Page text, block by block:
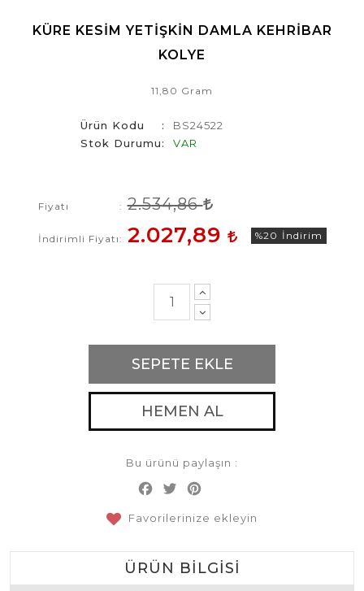
KÜRE KESIM YETIŞKIN DAMLA KEHRIBAR
KOLYE
11,80 Gram
Ürün Kodu
BS24522
Stok Durumu
VAR
Fiyatı 2.534,86
İndirimli Fiyatı 2.027,89 %20 İndirim
SEPETE EKLE
HEMEN AL
Bu ürünü paylaşın :
Facebook
Twitter
Favorilerinize ekleyin
ÜRÜN BILGISI